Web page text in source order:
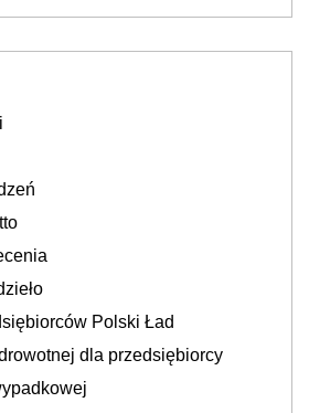
Polski Ład
dla przedsiębiorcy